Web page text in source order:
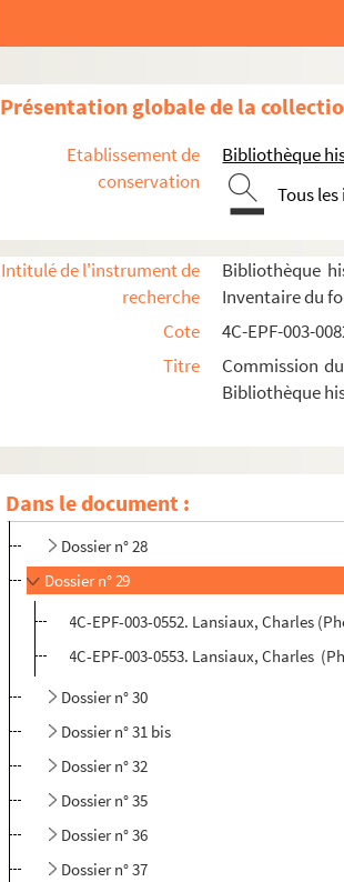
Présentation globale de la
Etablissement de
conservation
Bibliothèque
Tous
Intitulé de l'instrument de
recherche
Bibliothèque
Inventaire du
Cote
4C-EPF-003-
Titre
Commission
Bibliothèque
Dans le document :
Dossier n° 14
Dossier n° 18
Dossier n° 21
Dossier n° 22
Dossier n° 23
Dossier n° 23 bis
Dossier n° 26
Dossier n° 26 bis
Dossier n° 27
Dossier n° 28
Dossier n° 29
4C-EPF-003-0552. Lansiaux, Charles
4C-EPF-003-0553. Lansiaux, Charles
Dossier n° 30
Dossier n° 31 bis
Dossier n° 32
Dossier n° 35
Dossier n° 36
Dossier n° 37